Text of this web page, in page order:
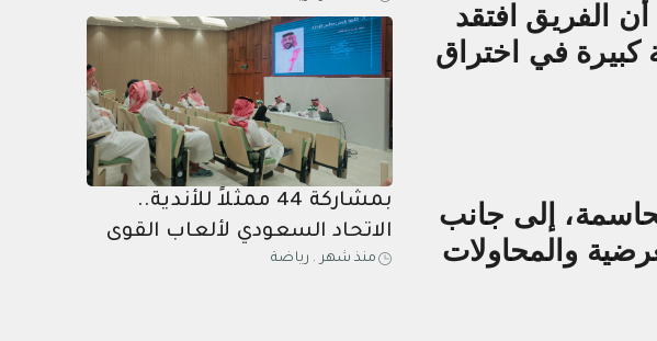
الفريق افتقد
كبيرة في اختراق
إلى جانب
والمحاولات
أمام نيوزيلندا وتحافظ على
آمالها في مونديال 2026
بمشاركة 44 ممثلاً للأندية..
الاتحاد السعودي لألعاب القوى
يعقد جمعيته العمومية الرابعة
منذ شهر . رياضة